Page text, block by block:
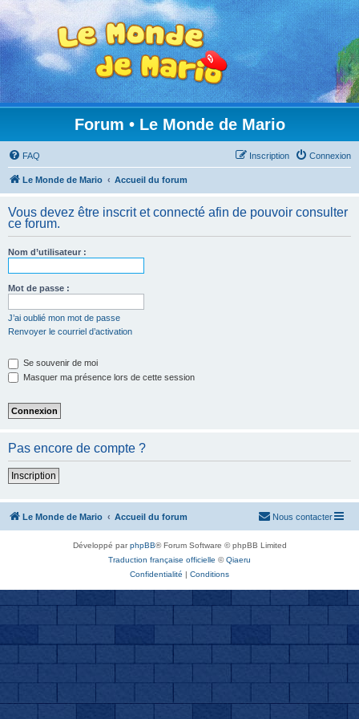
Forum • Le Monde de Mario
FAQ Connexion
Inscription
Le Monde de Mario Accueil du forum
Vous devez être inscrit et connecté afin de pouvoir consulter
ce forum.
Nom d’utilisateur :
Mot de passe :
J’ai oublié mon mot de passe
Renvoyer le courriel d’activation
Se souvenir de moi
Masquer ma présence lors de cette session
Pas encore de compte ?
Inscription
Le Monde de Mario Accueil du forum Nous contacter
Développé parphpBB® Forum Software © phpBB Limited
Traduction française officielle ©Qiaeru
Confidentialité | Conditions